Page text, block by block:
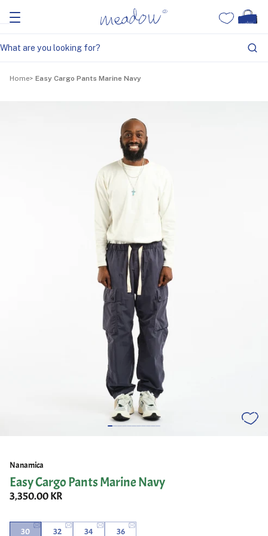
Home Easy Cargo Pants Marine Navy
Nanamica
Easy Cargo Pants Marine Navy
3,350.00 KR
30 32 34 36